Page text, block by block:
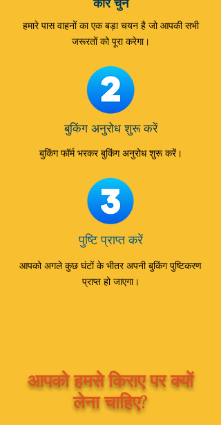
हमारे पास वाहनों का एक बड़ा चयन है जो आपकी सभी
जरूरतों को पूरा करेगा।
बुकिंग अनुरोध शुरू करें
बुकिंग फॉर्म भरकर बुकिंग अनुरोध शुरू करें।
पुष्टि प्राप्त करें
आपको अगले कुछ घंटों के भीतर अपनी बुकिंग पुष्टिकरण
प्राप्त हो जाएगा।
आपको हमसे किराए पर क्यों
लेना चाहिए?